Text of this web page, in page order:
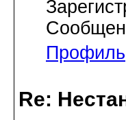
Профиль
Re: